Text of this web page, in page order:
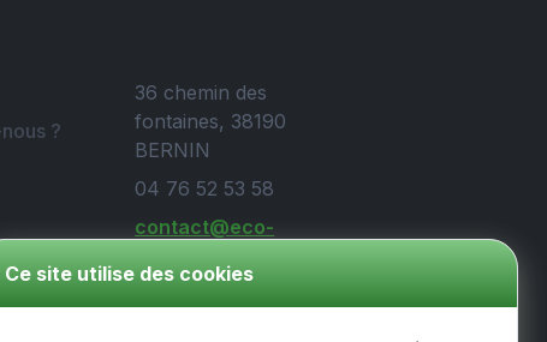
?
36 chemin des
fontaines, 38190
BERNIN
04 76 52 53 58
contact@eco-
Ce site utilise des cookies